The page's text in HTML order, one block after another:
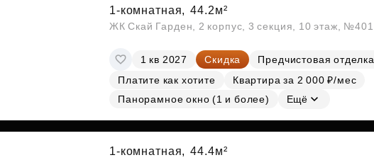
1-комнатная, 44.2м²
ЖК Скай Гарден, 2 корпус, 3 секция, 10 этаж, №401
1 кв 2027 Скидка
Предчистовая отделка
Платите как хотите
Квартира за 2 000 ₽/мес
Панорамное окно (1 и более)
Ещё
1-комнатная, 44.4м²